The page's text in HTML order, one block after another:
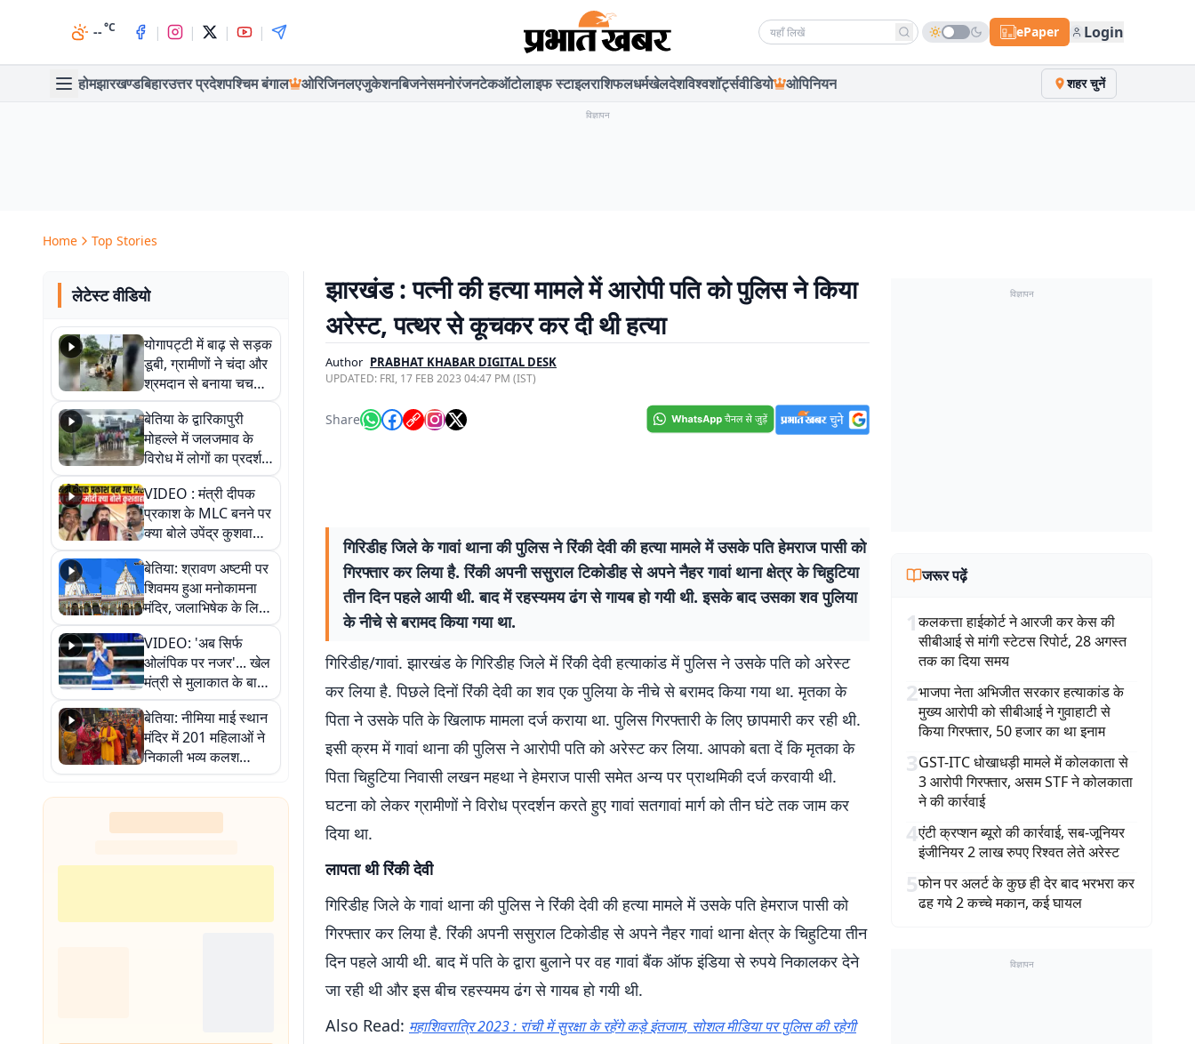
--°C | | | | Search news ePaper Login
होमझारखण्डबिहारउत्तर प्रदेशपश्चिम बंगाल ओरिजिनलएजुकेशनबिजनेसमनोरंजनटेकऑटोलाइफ स्टाइलराशिफलधर्मखेलदेशविश्वशॉर्ट्सवीडियो ओपिनियन शहर चुनें
विज्ञापन
Home Top Stories
लेटेस्ट वीडियो
योगापट्टी में बाढ़ से सड़क
डूबी, ग्रामीणों ने चंदा और
श्रमदान से बनाया चचरी
पुल
बेतिया के द्वारिकापुरी
मोहल्ले में जलजमाव के
विरोध में लोगों का प्रदर्शन,
स्थायी समाधान की मांग
VIDEO : मंत्री दीपक
प्रकाश के MLC बनने पर
क्या बोले उपेंद्र कुशवाहा,
सुनिए
बेतिया: श्रावण अष्टमी पर
शिवमय हुआ मनोकामना
मंदिर, जलाभिषेक के लिए
लगी लंबी कतारें
VIDEO: 'अब सिर्फ
ओलंपिक पर नजर'... खेल
मंत्री से मुलाकात के बाद
जैसमीन लंबोरिया का बड़ा
बयान
बेतिया: नीमिया माई स्थान
मंदिर में 201 महिलाओं ने
निकाली भव्य कलश
शोभायात्रा, शिवलिंग
प्राण-प्रतिष्ठा महोत्सव
शुरू
झारखंड : पत्नी की हत्या मामले में आरोपी पति को पुलिस ने किया
अरेस्ट, पत्थर से कूचकर कर दी थी हत्या
Author PRABHAT KHABAR DIGITAL DESK
UPDATED: FRI, 17 FEB 2023 04:47 PM (IST)
Share
गिरिडीह जिले के गावां थाना की पुलिस ने रिंकी देवी की हत्या मामले में उसके पति हेमराज पासी को
गिरफ्तार कर लिया है. रिंकी अपनी ससुराल टिकोडीह से अपने नैहर गावां थाना क्षेत्र के चिहुटिया
तीन दिन पहले आयी थी. बाद में रहस्यमय ढंग से गायब हो गयी थी. इसके बाद उसका शव पुलिया
के नीचे से बरामद किया गया था.
गिरिडीह/गावां. झारखंड के गिरिडीह जिले में रिंकी देवी हत्याकांड में पुलिस ने उसके पति को अरेस्ट
कर लिया है. पिछले दिनों रिंकी देवी का शव एक पुलिया के नीचे से बरामद किया गया था. मृतका के
पिता ने उसके पति के खिलाफ मामला दर्ज कराया था. पुलिस गिरफ्तारी के लिए छापमारी कर रही थी.
इसी क्रम में गावां थाना की पुलिस ने आरोपी पति को अरेस्ट कर लिया. आपको बता दें कि मृतका के
पिता चिहुटिया निवासी लखन महथा ने हेमराज पासी समेत अन्य पर प्राथमिकी दर्ज करवायी थी.
घटना को लेकर ग्रामीणों ने विरोध प्रदर्शन करते हुए गावां सतगावां मार्ग को तीन घंटे तक जाम कर
दिया था.
लापता थी रिंकी देवी
गिरिडीह जिले के गावां थाना की पुलिस ने रिंकी देवी की हत्या मामले में उसके पति हेमराज पासी को
गिरफ्तार कर लिया है. रिंकी अपनी ससुराल टिकोडीह से अपने नैहर गावां थाना क्षेत्र के चिहुटिया तीन
दिन पहले आयी थी. बाद में पति के द्वारा बुलाने पर वह गावां बैंक ऑफ इंडिया से रुपये निकालकर देने
जा रही थी और इस बीच रहस्यमय ढंग से गायब हो गयी थी.
Also Read: महाशिवरात्रि 2023 : रांची में सुरक्षा के रहेंगे कड़े इंतजाम, सोशल मीडिया पर पुलिस की रहेगी
विज्ञापन
जरूर पढ़ें
1कलकत्ता हाईकोर्ट ने आरजी कर केस की
सीबीआई से मांगी स्टेटस रिपोर्ट, 28 अगस्त
तक का दिया समय
2भाजपा नेता अभिजीत सरकार हत्याकांड के
मुख्य आरोपी को सीबीआई ने गुवाहाटी से
किया गिरफ्तार, 50 हजार का था इनाम
3GST-ITC धोखाधड़ी मामले में कोलकाता से
3 आरोपी गिरफ्तार, असम STF ने कोलकाता
ने की कार्रवाई
4एंटी क्रप्शन ब्यूरो की कार्रवाई, सब-जूनियर
इंजीनियर 2 लाख रुपए रिश्वत लेते अरेस्ट
5फोन पर अलर्ट के कुछ ही देर बाद भरभरा कर
ढह गये 2 कच्चे मकान, कई घायल
विज्ञापन